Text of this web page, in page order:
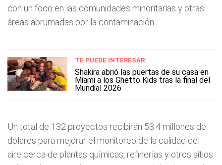
con un foco en las comunidades minoritarias y otras
áreas abrumadas por la contaminación.
TE PUEDE INTERESAR:
Shakira abrió las puertas de su casa en
Miami a los Ghetto Kids tras la final del
Mundial 2026
Un total de 132 proyectos recibirán 53.4 millones de
dólares para mejorar el monitoreo de la calidad del
aire cerca de plantas químicas, refinerías y otros sitios